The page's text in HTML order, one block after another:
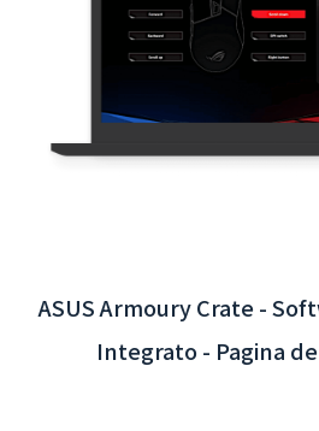
App interattiva
Internazionale di Taoyuan